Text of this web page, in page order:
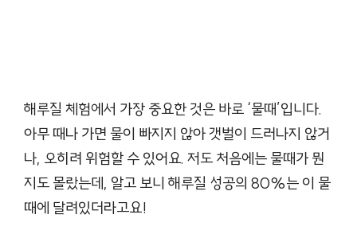
해루질 체험에서 가장 중요한 것은 바로 ‘물때’입니다.
아무 때나 가면 물이 빠지지 않아 갯벌이 드러나지 않거
나, 오히려 위험할 수 있어요. 저도 처음에는 물때가 뭔
지도 몰랐는데, 알고 보니 해루질 성공의 80%는 이 물
때에 달려있더라고요!